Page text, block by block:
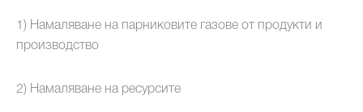
1) Намаляване на парниковите газове от продукти и
производство
2) Намаляване на ресурсите